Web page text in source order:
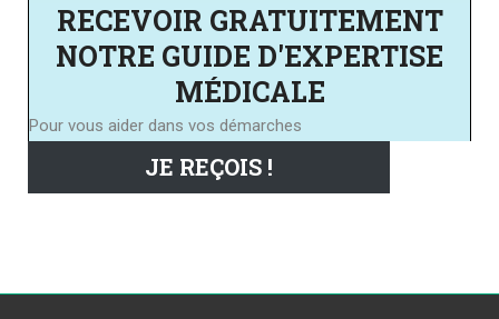
RECEVOIR GRATUITEMENT
NOTRE GUIDE D'EXPERTISE
MÉDICALE
Pour vous aider dans vos démarches
JE REÇOIS !